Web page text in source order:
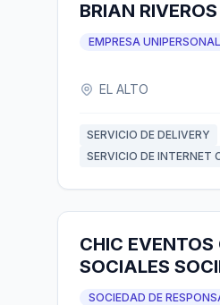
BRIAN RIVEROS
EMPRESA UNIPERSONAL
EL ALTO
SERVICIO DE DELIVERY
SERVICIO DE INTERNET
CHIC
SOCIALES
SOCIEDAD DE